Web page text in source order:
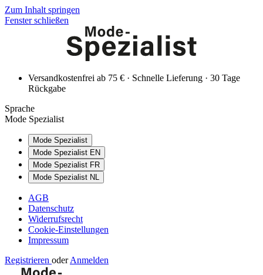
Zum Inhalt springen
Fenster schließen
Versandkostenfrei ab 75 € · Schnelle Lieferung · 30 Tage
Rückgabe
Sprache
Mode Spezialist
Mode Spezialist
Mode Spezialist EN
Mode Spezialist FR
Mode Spezialist NL
AGB
Datenschutz
Widerrufsrecht
Cookie-Einstellungen
Impressum
Registrieren oder Anmelden